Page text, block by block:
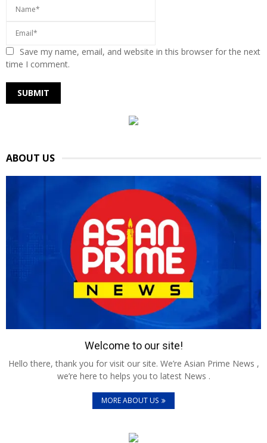
Save my name, email, and website in this browser for the next
time I comment.
ABOUT US
Welcome to our site!
Hello there, thank you for visit our site. We’re Asian Prime News ,
we’re here to helps you to latest News .
MORE ABOUT US